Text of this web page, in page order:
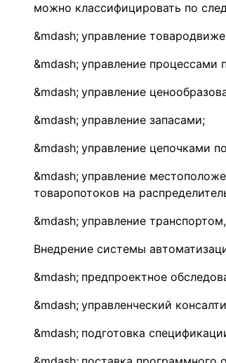
можно классифицировать по
управление
управление процессами
управление
управление запасами;
управление цепочками
управление
товаропотоков на
управление
Внедрение системы
предпроектное
управленческий
подготовка